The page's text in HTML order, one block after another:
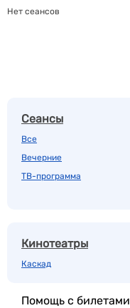
Нет сеансов
Сеансы
Все
Вечерние
ТВ-программа
Кинотеатры
Каскад
Помощь с билетами